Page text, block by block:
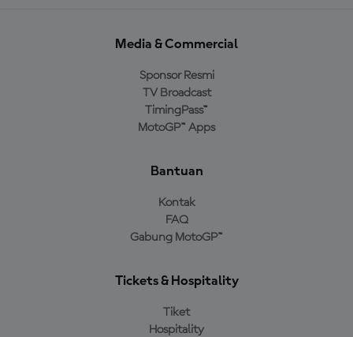
Media & Commercial
Sponsor Resmi
TV Broadcast
TimingPass™
MotoGP™ Apps
Bantuan
Kontak
FAQ
Gabung MotoGP™
Tickets & Hospitality
Tiket
Hospitality